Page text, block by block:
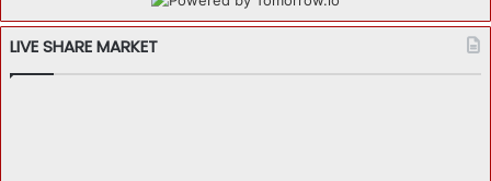
LIVE SHARE MARKET